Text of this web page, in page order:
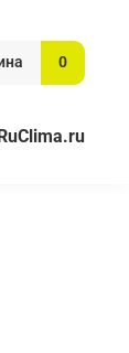
0